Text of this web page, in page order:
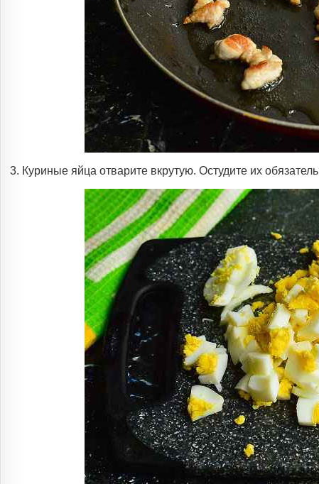
3. Куриные яйца отварите вкрутую. Остудите их